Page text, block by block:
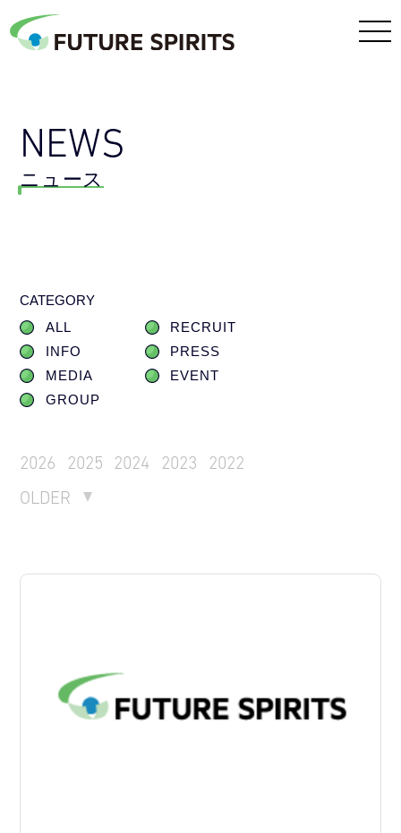
NEWS
ニュース
CATEGORY
ALL
RECRUIT
INFO
PRESS
MEDIA
EVENT
GROUP
2026 2025 2024 2023
2022
OLDER